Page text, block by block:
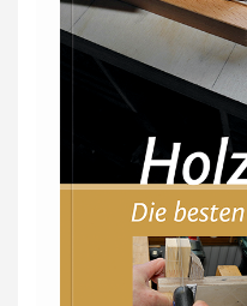
:
7
4
0
0
€